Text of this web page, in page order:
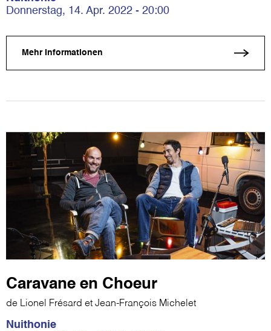
Donnerstag, 14. Apr. 2022 - 20:00
Mehr Informationen
Caravane en Choeur
de Lionel Frésard et Jean-François Michelet
Nuithonie